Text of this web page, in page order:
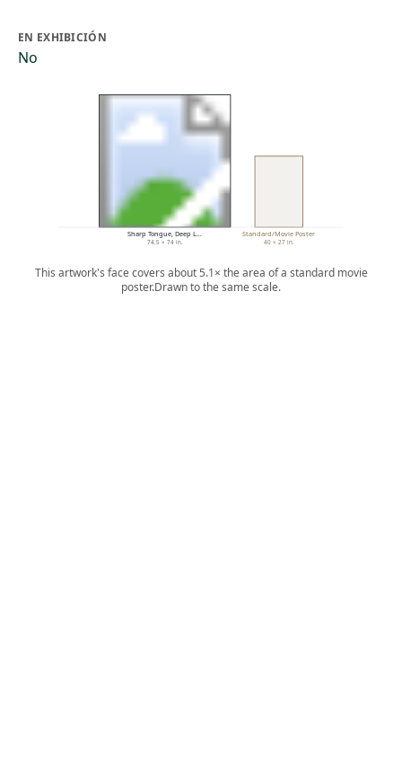
EN EXHIBICIÓN
No
Sharp Tongue, Deep L…
74.5 × 74 in.
Standard/Movie Poster
40 × 27 in.
This artwork's face covers about 5.1× the area of a standard movie
poster.Drawn to the same scale.